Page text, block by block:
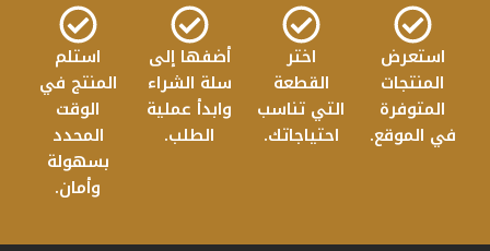
استعرض
المنتجات
المتوفرة
في الموقع.
اختر
القطعة
التي تناسب
احتياجاتك.
أضفها إلى
سلة الشراء
وابدأ عملية
الطلب.
استلم
المنتج في
الوقت
المحدد
بسهولة
وأمان.